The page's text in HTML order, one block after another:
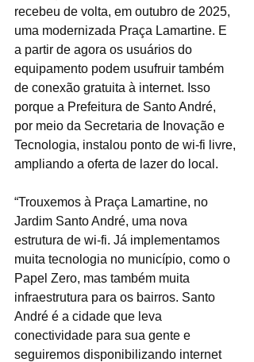
recebeu de volta, em outubro de 2025,
uma modernizada Praça Lamartine. E
a partir de agora os usuários do
equipamento podem usufruir também
de conexão gratuita à internet. Isso
porque a Prefeitura de Santo André,
por meio da Secretaria de Inovação e
Tecnologia, instalou ponto de wi-fi livre,
ampliando a oferta de lazer do local.
“Trouxemos à Praça Lamartine, no
Jardim Santo André, uma nova
estrutura de wi-fi. Já implementamos
muita tecnologia no município, como o
Papel Zero, mas também muita
infraestrutura para os bairros. Santo
André é a cidade que leva
conectividade para sua gente e
seguiremos disponibilizando internet